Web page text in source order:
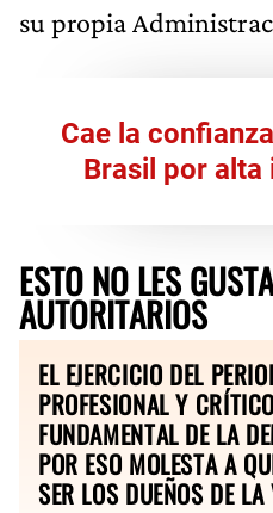
su propia
Cae la
Brasil por
ESTO NO LES
AUTORITARIOS
EL EJERCICIO DEL
PROFESIONAL Y
FUNDAMENTAL DE LA
POR ESO MOLESTA A
SER LOS DUEÑOS DE